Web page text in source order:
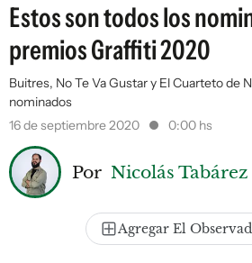
Estos son todos los
premios Graffiti 2020
Buitres, No Te Va Gustar y El Cuarteto de
nominados
16 de septiembre 2020
0:00 hs
Por Nicolás Tabárez
Agregar El